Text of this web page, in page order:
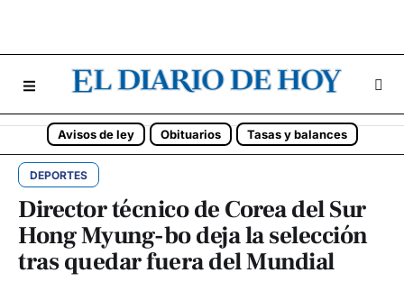
Avisos de ley Obituarios Tasas y balances
DEPORTES
Director técnico de Corea del Sur
Hong Myung-bo deja la selección
tras quedar fuera del Mundial